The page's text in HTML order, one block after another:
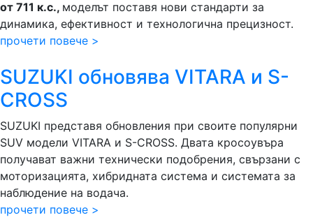
от 711 к.с., моделът поставя нови стандарти за
динамика, ефективност и технологична прецизност.
прочети повече >
SUZUKI обновява VITARA и S-
CROSS
SUZUKI представя обновления при своите популярни
SUV модели VITARA и S-CROSS. Двата кросоувъра
получават важни технически подобрения, свързани с
моторизацията, хибридната система и системата за
наблюдение на водача.
прочети повече >